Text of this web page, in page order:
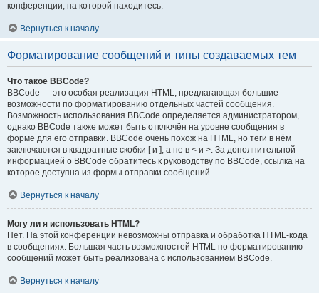
конференции, на которой находитесь.
Вернуться к началу
Форматирование сообщений и типы создаваемых тем
Что такое BBCode?
BBCode — это особая реализация HTML, предлагающая большие
возможности по форматированию отдельных частей сообщения.
Возможность использования BBCode определяется администратором,
однако BBCode также может быть отключён на уровне сообщения в
форме для его отправки. BBCode очень похож на HTML, но теги в нём
заключаются в квадратные скобки [ и ], а не в < и >. За дополнительной
информацией о BBCode обратитесь к руководству по BBCode, ссылка на
которое доступна из формы отправки сообщений.
Вернуться к началу
Могу ли я использовать HTML?
Нет. На этой конференции невозможны отправка и обработка HTML-кода
в сообщениях. Большая часть возможностей HTML по форматированию
сообщений может быть реализована с использованием BBCode.
Вернуться к началу